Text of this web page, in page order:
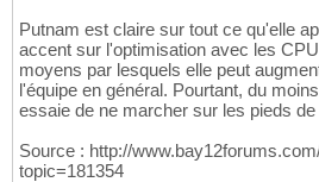
Putnam est claire sur tout ce qu'elle
accent sur l'optimisation avec les
moyens par lesquels elle peut
l'équipe en général. Pourtant, du
essaie de ne marcher sur les pieds de
Source : http://
topic=181354